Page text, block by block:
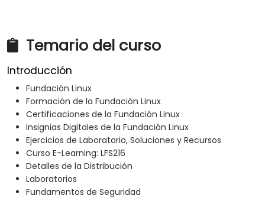
Temario del curso
Introducción
Fundación Linux
Formación de la Fundación Linux
Certificaciones de la Fundación Linux
Insignias Digitales de la Fundación Linux
Ejercicios de Laboratorio, Soluciones y Recursos
Curso E-Learning: LFS216
Detalles de la Distribución
Laboratorios
Fundamentos de Seguridad